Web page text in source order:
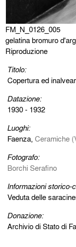
FM_N_0126_005
gelatina bromuro
Riproduzione
Titolo:
Copertura ed
Datazione:
1930 - 1932
Luoghi:
Faenza,Ceramiche
Fotografo:
Borchi Serafino
Informazioni storico-
Veduta delle
Donazione:
Archivio di Stato di